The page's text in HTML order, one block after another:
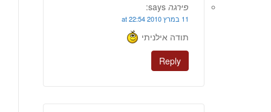
פירגה says:
11 במרץ 2010 at 22:54
תודה אילניתי
Reply